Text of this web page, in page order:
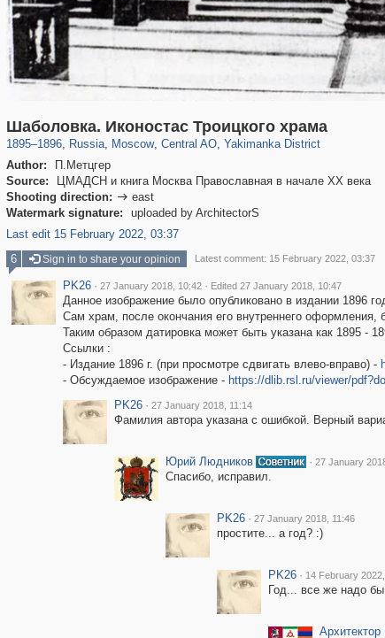
Шаболовка. Иконостас Троицкого храма
1895–1896, Russia
1,407,609 29,262
, Moscow
319,920 8,299
, Central AO
160,043 5,920
, Yakimanka District
13,381 458
Author:
П.Метцгер
Source:
ЦМАДСН и книга Москва Православная в начале XX века
Shooting direction:  east
Watermark signature:
uploaded by ArchitectorS
Last edit 15 February 2022, 03:37
6 Sign in to share your opinion Latest comment: 15 February 2022, 03:37
PK26 · 27 January 2018, 10:42 · Edited 27 January 2018, 10:47
Данное изображение было опубликовано в издании 1896
Сам храм, после окончания его внутреннего оформления,
Таким образом датировка может быть указана как 1895 -
Ссылки :
- Издание 1896 г. (при просмотре сдвигать влево-вправо) -
- Обсуждаемое изображение - https://dlib.rsl.ru/viewer/
PK26 · 27 January 2018, 11:14
Фамилия автора указана с ошибкой. Верный
Юрий Людников · 27 January
Спасибо, исправил.
PK26 · 27 January 2018, 11:46
простите... а год? :)
PK26 · 14 February
Год... все же надо бы